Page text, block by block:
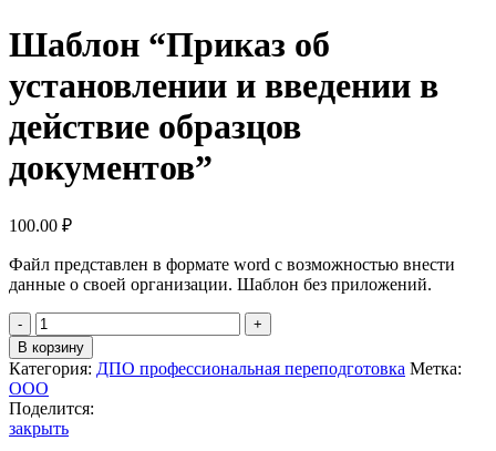
Шаблон “Приказ об
установлении и введении в
действие образцов
документов”
100.00 ₽
Файл представлен в формате word с возможностью внести
данные о своей организации. Шаблон без приложений.
Количество
товара
Шаблон
"Приказ
об
установлении
и
В корзину
Категория: ДПО профессиональная переподготовка Метка:
ООО
Поделится:
закрыть